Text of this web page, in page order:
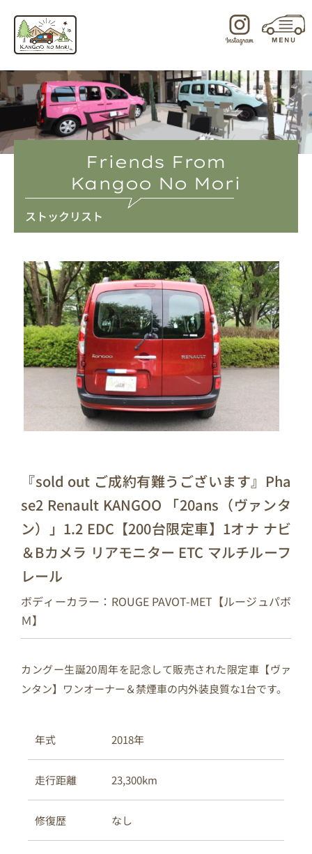
キ
ッ
プ
Friends From
Kangoo No Mori
ストックリスト
『sold out ご成約有難うございます』Pha
se2 Renault KANGOO 「20ans（ヴァンタ
ン）」1.2 EDC【200台限定車】1オナ ナビ
＆Bカメラ リアモニター ETC マルチルーフ
レール
ボディーカラー：ROUGE PAVOT-MET【ルージュパボ
Ｍ】
カングー生誕20周年を記念して販売された限定車【ヴァ
ンタン】ワンオーナー＆禁煙車の内外装良質な1台です。
年式 2018年
走行距離 23,300km
修復歴 なし